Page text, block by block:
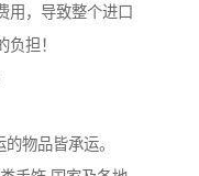
用，导致整个进口
担！
物品皆承运。